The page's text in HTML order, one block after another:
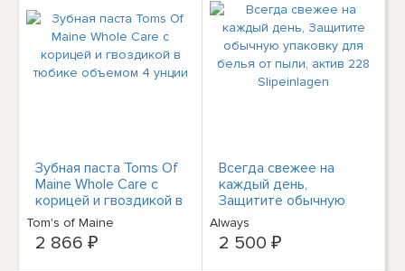
Зубная паста Toms Of
Maine Whole Care с
корицей и гвоздикой в
тюбике объемом 4
унции
Tom's of Maine
2 866 ₽
Всегда свежее на
каждый день,
Защитите обычную
упаковку для белья от
пыли, актив 228
Slipeinlagen
Always
2 500 ₽